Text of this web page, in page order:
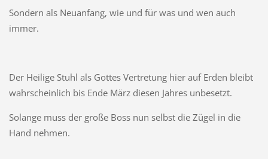
Sondern als Neuanfang, wie und für was und wen auch
immer.
Der Heilige Stuhl als Gottes Vertretung hier auf Erden bleibt
wahrscheinlich bis Ende März diesen Jahres unbesetzt.
Solange muss der große Boss nun selbst die Zügel in die
Hand nehmen.